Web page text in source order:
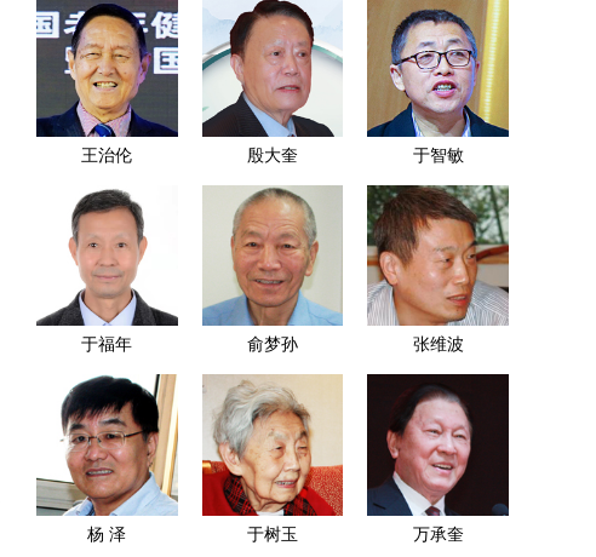
王治伦 殷大奎 于智敏
于福年 俞梦孙 张维波
杨 泽 于树玉 万承奎